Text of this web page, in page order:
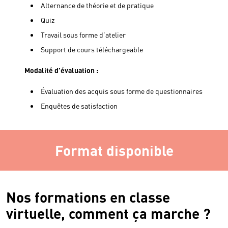
Alternance de théorie et de pratique
Quiz
Travail sous forme d’atelier
Support de cours téléchargeable
Modalité d’évaluation :
Évaluation des acquis sous forme de questionnaires
Enquêtes de satisfaction
Format disponible
Nos formations en classe
virtuelle, comment ça marche ?